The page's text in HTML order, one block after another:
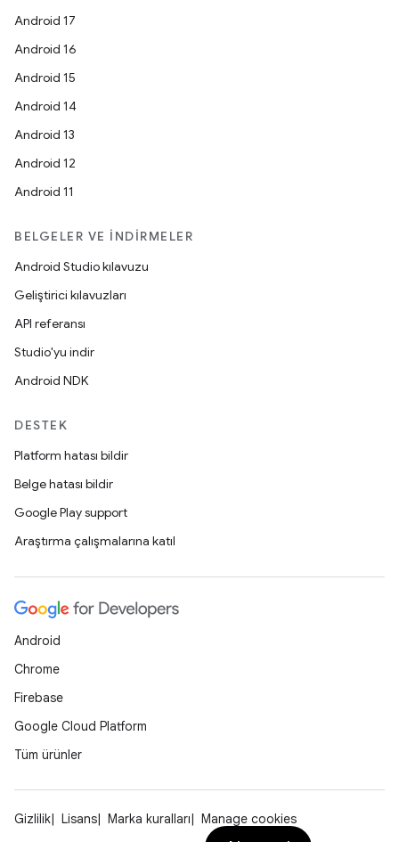
Android 17
Android 16
Android 15
Android 14
Android 13
Android 12
Android 11
BELGELER VE İNDIRMELER
Android Studio kılavuzu
Geliştirici kılavuzları
API referansı
Studio'yu indir
Android NDK
DESTEK
Platform hatası bildir
Belge hatası bildir
Google Play support
Araştırma çalışmalarına katıl
Android
Chrome
Firebase
Google Cloud Platform
Tüm ürünler
Gizlilik Lisans Marka kuralları
Manage cookies